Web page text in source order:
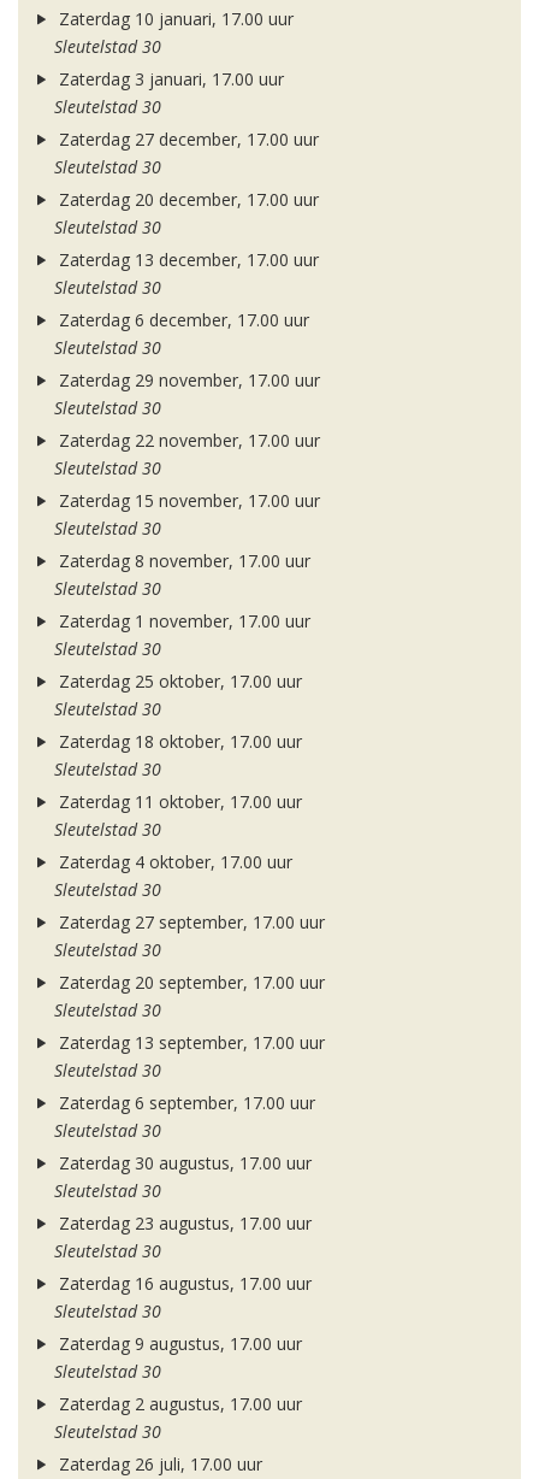
Zaterdag 10 januari, 17.00 uur
Sleutelstad 30
Zaterdag 3 januari, 17.00 uur
Sleutelstad 30
Zaterdag 27 december, 17.00 uur
Sleutelstad 30
Zaterdag 20 december, 17.00 uur
Sleutelstad 30
Zaterdag 13 december, 17.00 uur
Sleutelstad 30
Zaterdag 6 december, 17.00 uur
Sleutelstad 30
Zaterdag 29 november, 17.00 uur
Sleutelstad 30
Zaterdag 22 november, 17.00 uur
Sleutelstad 30
Zaterdag 15 november, 17.00 uur
Sleutelstad 30
Zaterdag 8 november, 17.00 uur
Sleutelstad 30
Zaterdag 1 november, 17.00 uur
Sleutelstad 30
Zaterdag 25 oktober, 17.00 uur
Sleutelstad 30
Zaterdag 18 oktober, 17.00 uur
Sleutelstad 30
Zaterdag 11 oktober, 17.00 uur
Sleutelstad 30
Zaterdag 4 oktober, 17.00 uur
Sleutelstad 30
Zaterdag 27 september, 17.00 uur
Sleutelstad 30
Zaterdag 20 september, 17.00 uur
Sleutelstad 30
Zaterdag 13 september, 17.00 uur
Sleutelstad 30
Zaterdag 6 september, 17.00 uur
Sleutelstad 30
Zaterdag 30 augustus, 17.00 uur
Sleutelstad 30
Zaterdag 23 augustus, 17.00 uur
Sleutelstad 30
Zaterdag 16 augustus, 17.00 uur
Sleutelstad 30
Zaterdag 9 augustus, 17.00 uur
Sleutelstad 30
Zaterdag 2 augustus, 17.00 uur
Sleutelstad 30
Zaterdag 26 juli, 17.00 uur